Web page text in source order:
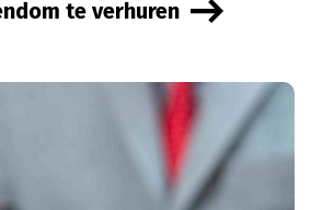
te verhuren